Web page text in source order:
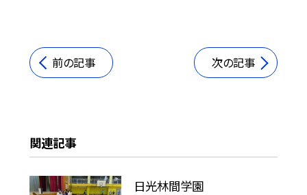
前の記事 次の記事
関連記事
日光林間学園